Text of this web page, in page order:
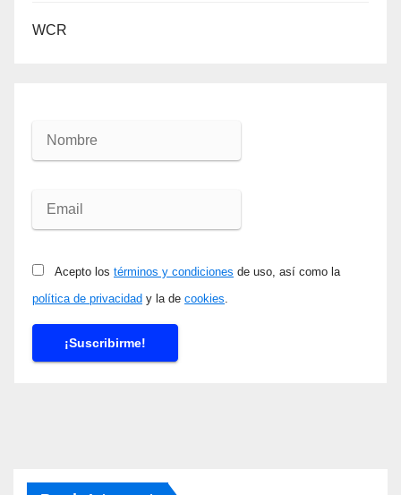
WCR
Acepto los términos y condiciones de uso, así como la
política de privacidad y la de cookies.